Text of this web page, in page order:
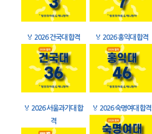
🏅 2026 건국대 합격 🏅 2026 홍익대 합격
🏅 2026 서울과기대 합
격
🏅 2026 숙명여대 합격